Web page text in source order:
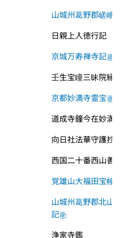
山城州葛野郡嵯峨
日親上人徳行記
京城万寿禅寺記
壬生宝瞳三昧院縁
京都妙満寺霊宝
道成寺鐘今在妙満
向日社法華守護抄
西国二十番西山善
覚雄山大福田宝幢
山城州葛野郡北山
記
浄家寺鑑